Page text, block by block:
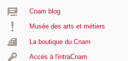
Cnam blog
Musée des arts et métiers
La boutique du Cnam
Accès à l'intraCnam